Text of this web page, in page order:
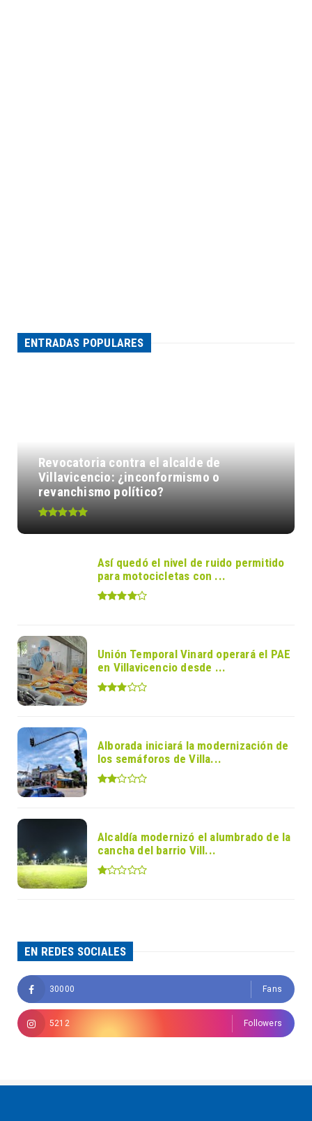
ENTRADAS POPULARES
Revocatoria contra el alcalde de
Villavicencio: ¿inconformismo o
revanchismo político?
Así quedó el nivel de ruido permitido
para motocicletas con ...
Unión Temporal Vinard operará el PAE
en Villavicencio desde ...
Alborada iniciará la modernización de
los semáforos de Villa...
Alcaldía modernizó el alumbrado de la
cancha del barrio Vill...
EN REDES SOCIALES
30000 Fans
5212 Followers